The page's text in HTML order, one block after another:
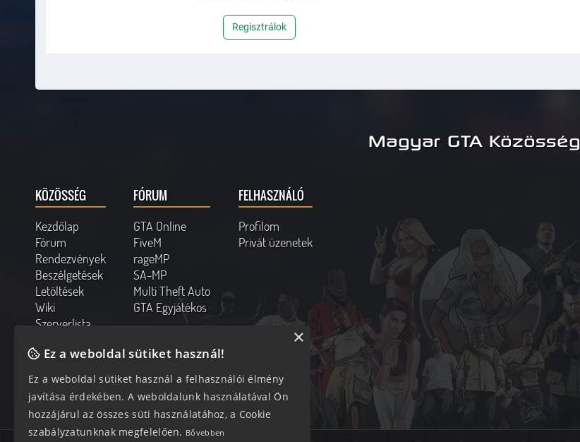
Regisztrálok
Magyar GTA Közösség
KÖZÖSSÉG
Kezdőlap
Fórum
Rendezvények
Beszélgetések
Letöltések
Wiki
Szerverlista
FÓRUM
GTA Online
FiveM
rageMP
SA-MP
Multi Theft Auto
GTA Egyjátékos
FELHASZNÁLÓ
Profilom
Privát üzenetek
Online felhasználók
300 vendég, 0 tag
Ez a weboldal sütiket használ!
Ez a weboldal sütiket használ a felhasználói élmény
javítása érdekében. A weboldalunk használatával Ön
hozzájárul az összes süti használatához, a Cookie
szabályzatunknak megfelelően. Bővebben
×